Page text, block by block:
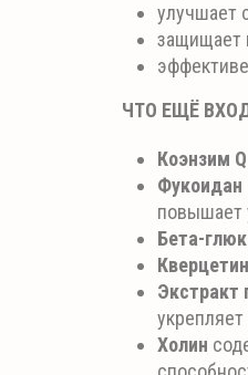
улучшает
защищает
ЧТО ЕЩЁ
Коэнзим
Фукоидан
повышает
Бета-
Кверцетин
Экстракт
Холин